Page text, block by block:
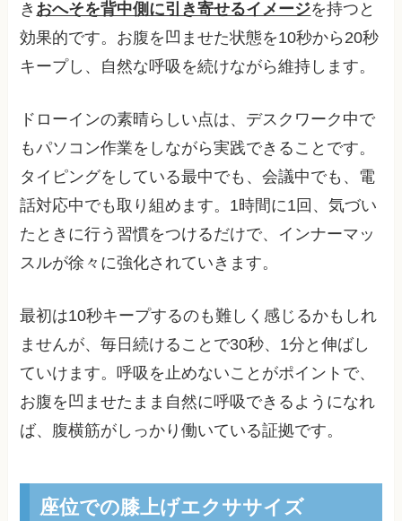
き おへそを背中側に引き寄せるイメージを持つと
効果的です。お腹を凹ませた状態を10秒から20秒
キープし、自然な呼吸を続けながら維持します。
ドローインの素晴らしい点は、デスクワーク中で
もパソコン作業をしながら実践できることです。
タイピングをしている最中でも、会議中でも、電
話対応中でも取り組めます。1時間に1回、気づい
たときに行う習慣をつけるだけで、インナーマッ
スルが徐々に強化されていきます。
最初は10秒キープするのも難しく感じるかもしれ
ませんが、毎日続けることで30秒、1分と伸ばし
ていけます。呼吸を止めないことがポイントで、
お腹を凹ませたまま自然に呼吸できるようになれ
ば、腹横筋がしっかり働いている証拠です。
座位での膝上げエクササイズ